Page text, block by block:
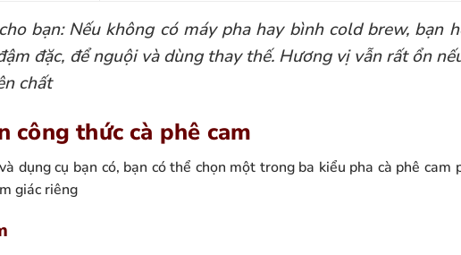
bạn: Nếu không có máy pha hay bình cold brew, bạn
đặc, để nguội và dùng thay thế. Hương vị vẫn rất ổn
chất
công thức cà phê cam
dụng cụ bạn có, bạn có thể chọn một trong ba kiểu pha cà phê cam
giác riêng